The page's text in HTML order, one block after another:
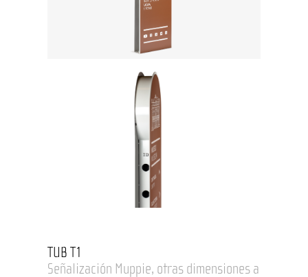
TUB T1
Señalización Muppie, otras dimensiones a